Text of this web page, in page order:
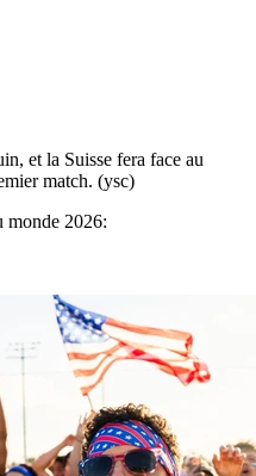
et la Suisse fera face au
match. (ysc)
monde 2026: